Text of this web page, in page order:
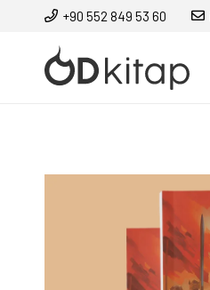
+90 552 849 53 60